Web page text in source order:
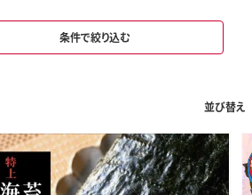
条件で絞り込む
並び替え